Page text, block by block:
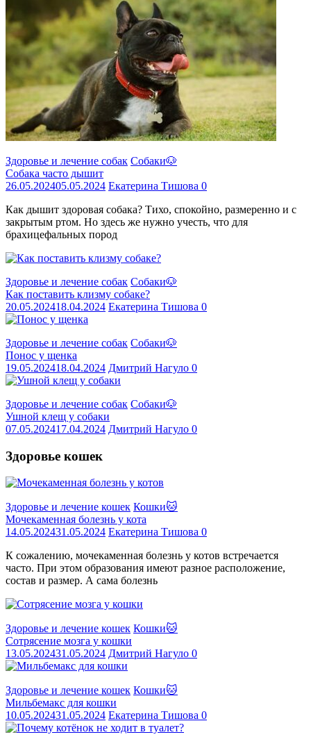
Здоровье и лечение собак Собаки🐶
Собака часто дышит
26.05.202405.05.2024 Екатерина Тишова 0
Как дышит здоровая собака? Тихо, спокойно, размеренно и с
закрытым ртом. Но здесь же нужно учесть, что для
брахицефальных пород
Здоровье и лечение собак Собаки🐶
Как поставить клизму собаке?
20.05.202418.04.2024 Екатерина Тишова 0
Здоровье и лечение собак Собаки🐶
Понос у щенка
19.05.202418.04.2024 Дмитрий Нагуло 0
Здоровье и лечение собак Собаки🐶
Ушной клещ у собаки
07.05.202417.04.2024 Дмитрий Нагуло 0
Здоровье кошек
Здоровье и лечение кошек Кошки🐱
Мочекаменная болезнь у кота
14.05.202431.05.2024 Екатерина Тишова 0
К сожалению, мочекаменная болезнь у котов встречается
часто. При этом образования имеют разное расположение,
состав и размер. А сама болезнь
Здоровье и лечение кошек Кошки🐱
Сотрясение мозга у кошки
13.05.202431.05.2024 Дмитрий Нагуло 0
Здоровье и лечение кошек Кошки🐱
Мильбемакс для кошки
10.05.202431.05.2024 Екатерина Тишова 0